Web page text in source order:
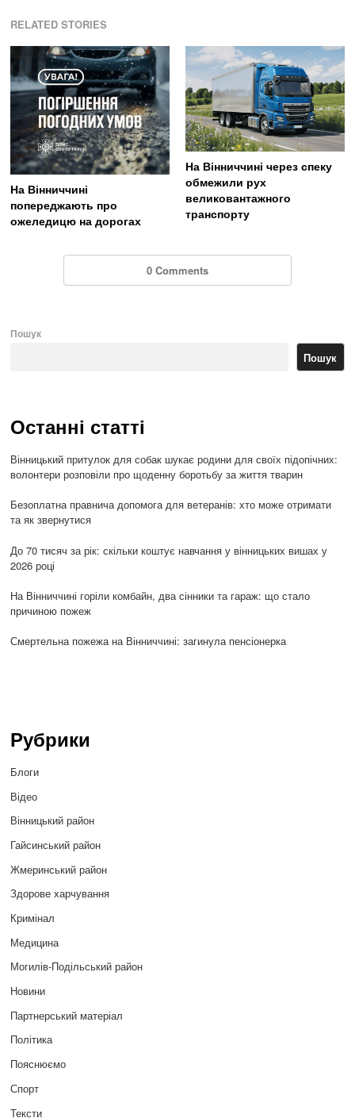
RELATED STORIES
На Вінниччині
попереджають про
ожеледицю на дорогах
На Вінниччині через спеку
обмежили рух
великовантажного
транспорту
0 Comments
Пошук
Пошук
Останні статті
Вінницький притулок для собак шукає родини для своїх підопічних:
волонтери розповіли про щоденну боротьбу за життя тварин
Безоплатна правнича допомога для ветеранів: хто може отримати
та як звернутися
До 70 тисяч за рік: скільки коштує навчання у вінницьких вишах у
2026 році
На Вінниччині горіли комбайн, два сінники та гараж: що стало
причиною пожеж
Смертельна пожежа на Вінниччині: загинула пенсіонерка
Рубрики
Блоги
Відео
Вінницький район
Гайсинський район
Жмеринський район
Здорове харчування
Кримінал
Медицина
Могилів-Подільський район
Новини
Партнерський матеріал
Політика
Пояснюємо
Спорт
Тексти